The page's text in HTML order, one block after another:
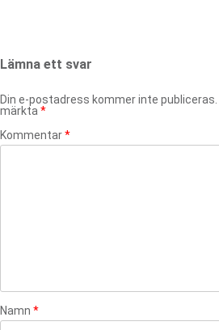
Lämna ett svar
Din e-postadress kommer inte publiceras.
märkta *
Kommentar*
Namn *